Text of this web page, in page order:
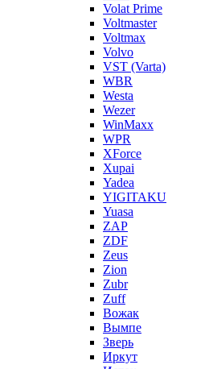
Volat Prime
Voltmaster
Voltmax
Volvo
VST (Varta)
WBR
Westa
Wezer
WinMaxx
WPR
XForce
Xupai
Yadea
YIGITAKU
Yuasa
ZAP
ZDF
Zeus
Zion
Zubr
Zuff
Вожак
Вымпе
Зверь
Иркут